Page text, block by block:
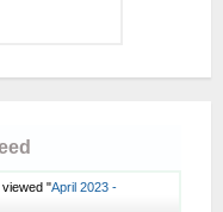
viewed "April 2023 -